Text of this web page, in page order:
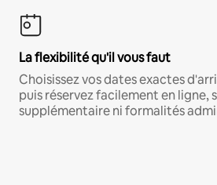
La flexibilité qu'il vous faut
Choisissez vos dates exactes
puis réservez facilement en ligne,
supplémentaire ni formalités